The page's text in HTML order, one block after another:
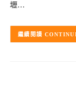
壢…